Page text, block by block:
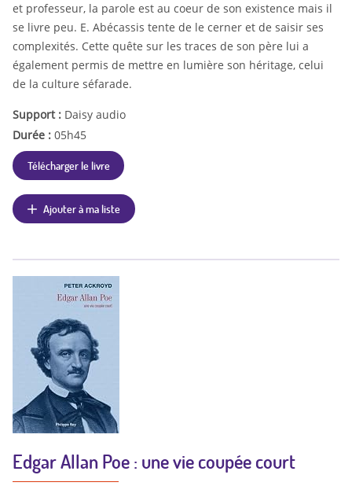
et professeur, la parole est au coeur de son existence mais il
se livre peu. E. Abécassis tente de le cerner et de saisir ses
complexités. Cette quête sur les traces de son père lui a
également permis de mettre en lumière son héritage, celui
de la culture séfarade.
Support : Daisy audio
Durée : 05h45
Télécharger le livre
Ajouter à ma liste
Edgar Allan Poe : une vie coupée court